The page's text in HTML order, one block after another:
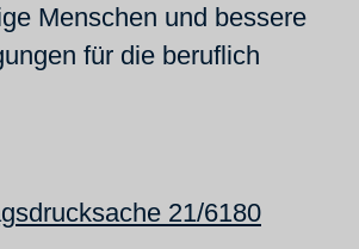
Menschen und bessere
für die beruflich
21/6180